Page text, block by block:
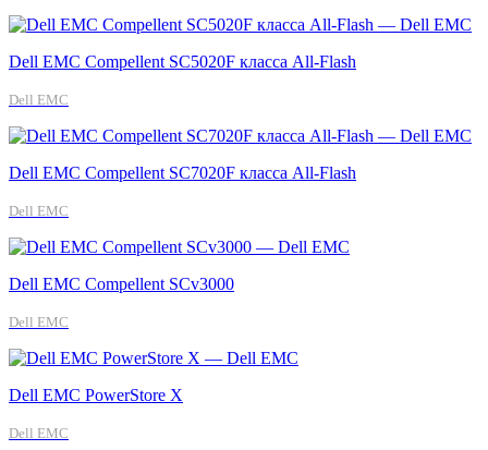
Dell EMC Compellent SC5020F класса All-Flash
Dell EMC
Dell EMC Compellent SC7020F класса All-Flash
Dell EMC
Dell EMC Compellent SCv3000
Dell EMC
Dell EMC PowerStore X
Dell EMC